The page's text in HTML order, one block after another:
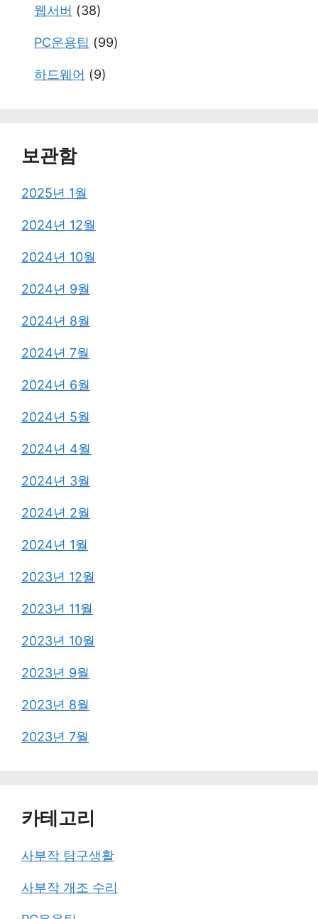
웹서버 (38)
PC운용팁 (99)
하드웨어 (9)
보관함
2025년 1월
2024년 12월
2024년 10월
2024년 9월
2024년 8월
2024년 7월
2024년 6월
2024년 5월
2024년 4월
2024년 3월
2024년 2월
2024년 1월
2023년 12월
2023년 11월
2023년 10월
2023년 9월
2023년 8월
2023년 7월
카테고리
사부작 탐구생활
사부작 개조 수리